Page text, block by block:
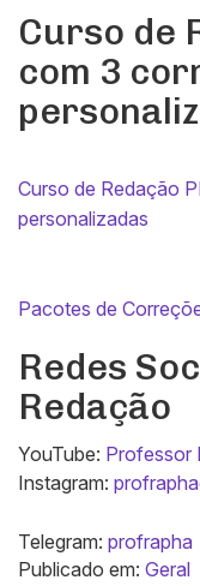
Curso de
com 3
Curso de Redação
personalizadas
Pacotes de
Redes
Redação
YouTube: Professor
Instagram:
Telegram: profrapha
Publicado em: Geral